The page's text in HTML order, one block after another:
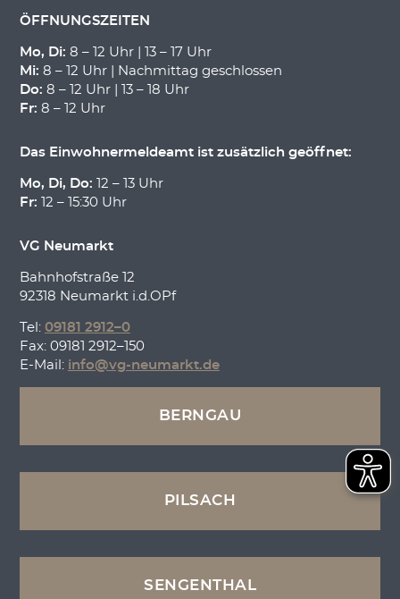
ÖFFNUNGSZEITEN
Mo, Di: 8 – 12 Uhr | 13 – 17 Uhr
Mi: 8 – 12 Uhr | Nachmittag geschlossen
Do: 8 – 12 Uhr | 13 – 18 Uhr
Fr: 8 – 12 Uhr
Das Einwohnermeldeamt ist zusätzlich geöffnet:
Mo, Di, Do: 12 – 13 Uhr
Fr: 12 – 15:30 Uhr
VG Neumarkt
Bahnhofstraße 12
92318 Neumarkt i.d.OPf
Tel: 09181 2912–0
Fax: 09181 2912–150
E-Mail: info@vg-neumarkt.de
BERNGAU
PILSACH
SENGENTHAL